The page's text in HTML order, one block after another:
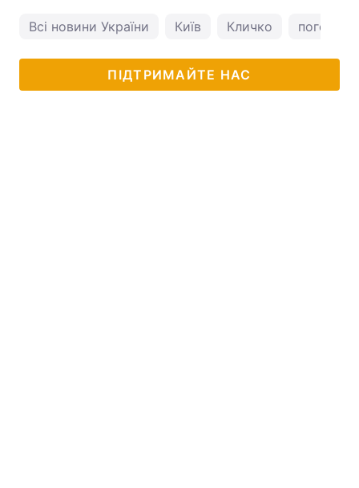
Всі новини України Київ Кличко погода у
ПІДТРИМАЙТЕ НАС